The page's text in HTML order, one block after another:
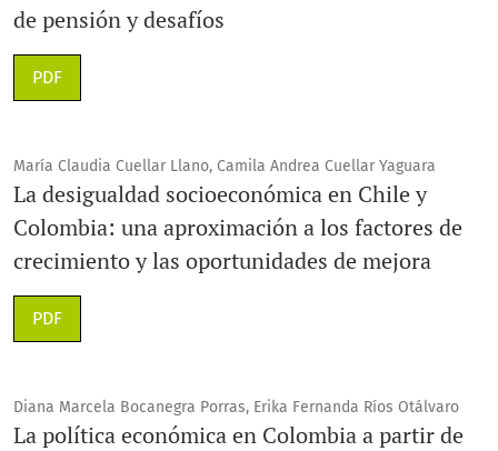
de pensión y desafíos
PDF
María Claudia Cuellar Llano, Camila Andrea Cuellar Yaguara
La desigualdad socioeconómica en Chile y
Colombia: una aproximación a los factores de
crecimiento y las oportunidades de mejora
PDF
Diana Marcela Bocanegra Porras, Erika Fernanda Ríos Otálvaro
La política económica en Colombia a partir de